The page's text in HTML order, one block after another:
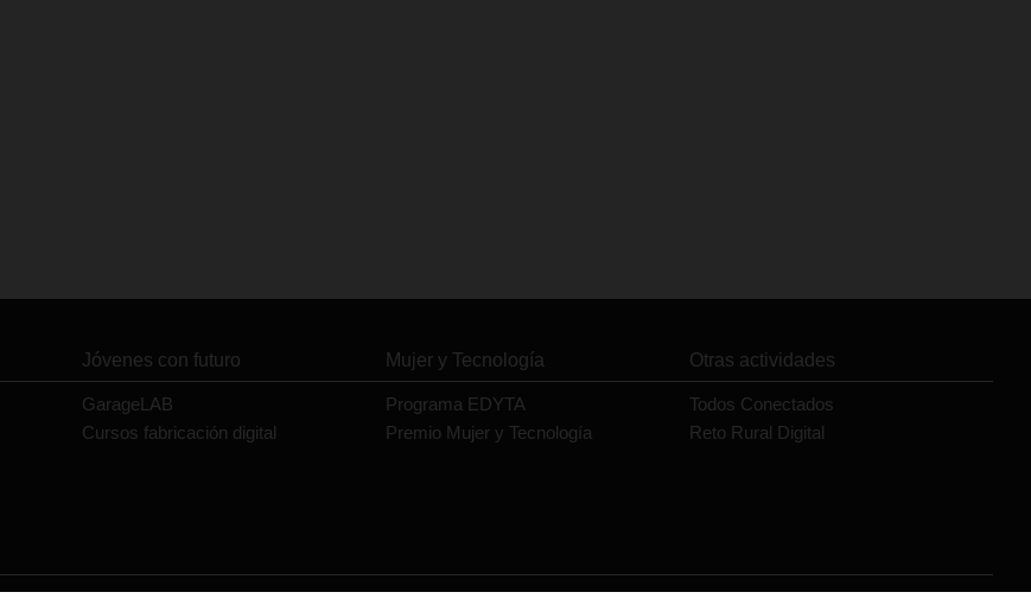
Jóvenes con futuro
GarageLAB
Cursos fabricación digital
Mujer y Tecnología
Programa EDYTA
Premio Mujer y Tecnología
Otras actividades
Todos Conectados
Reto Rural Digital